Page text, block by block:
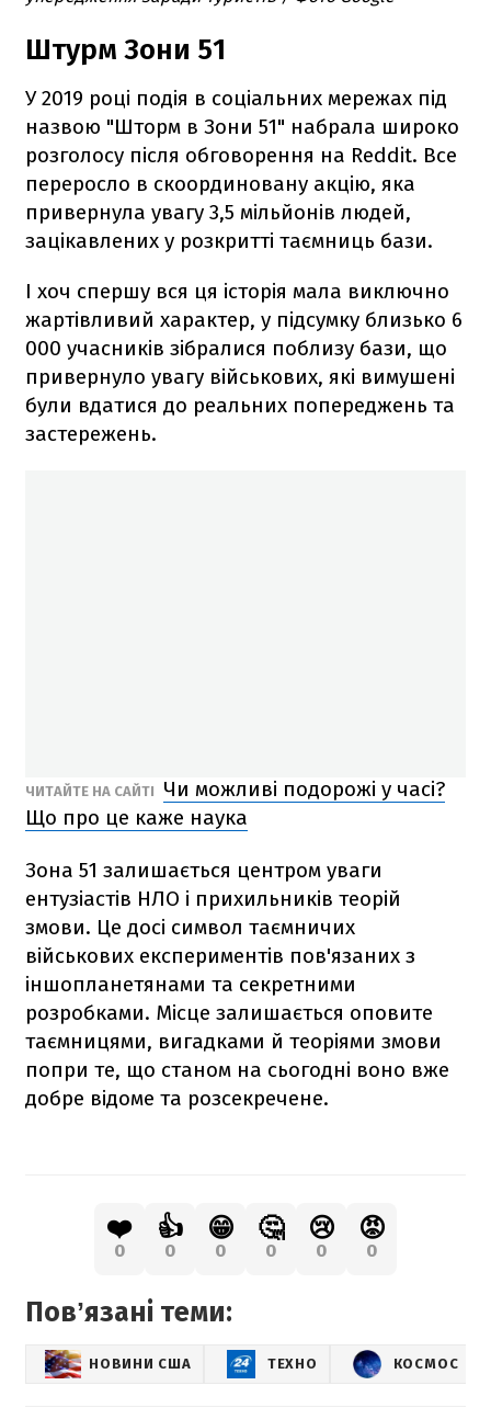
Штурм Зони 51
У 2019 році подія в соціальних мережах під
назвою "Шторм в Зони 51" набрала широко
розголосу після обговорення на Reddit. Все
переросло в скоординовану акцію, яка
привернула увагу 3,5 мільйонів людей,
зацікавлених у розкритті таємниць бази.
І хоч спершу вся ця історія мала виключно
жартівливий характер, у підсумку близько 6
000 учасників зібралися поблизу бази, що
привернуло увагу військових, які вимушені
були вдатися до реальних попереджень та
застережень.
ЧИТАЙТЕ НА САЙТІ
Чи можливі подорожі у часі?
Що про це каже наука
Зона 51 залишається центром уваги
ентузіастів НЛО і прихильників теорій
змови. Це досі символ таємничих
військових експериментів пов'язаних з
іншопланетянами та секретними
розробками. Місце залишається оповите
таємницями, вигадками й теоріями змови
попри те, що станом на сьогодні воно вже
добре відоме та розсекречене.
❤️
0
👍
0
😁
0
🤔
0
😢
0
😡
0
Повʼязані теми:
НОВИНИ США ТЕХНО КОСМОС